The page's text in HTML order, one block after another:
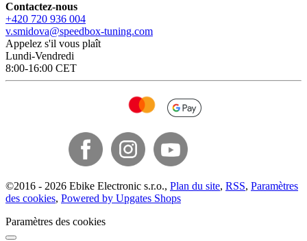
Contactez-nous
+420 720 936 004
v.smidova@speedbox-tuning.com
Appelez s'il vous plaît
Lundi-Vendredi
8:00-16:00 CET
©2016 - 2026 Ebike Electronic s.r.o., Plan du site, RSS, Paramètres
des cookies, Powered by Upgates Shops
Paramètres des cookies